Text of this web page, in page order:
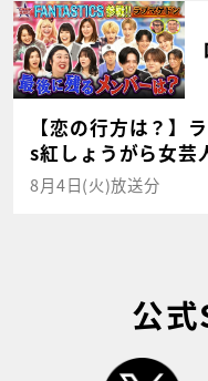
【恋の行方は？】
s紅しょうがら女芸
8月4日(火)放送分
公式